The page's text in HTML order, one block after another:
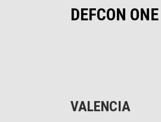
DEFCON ONE
VALENCIA